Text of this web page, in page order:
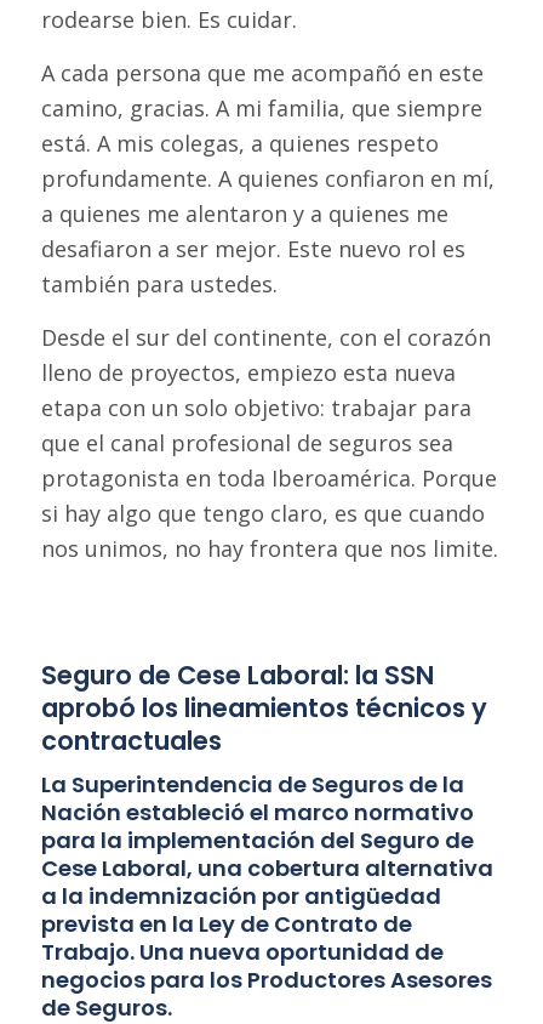
rodearse bien. Es cuidar.
A cada persona que me acompañó en este
camino, gracias. A mi familia, que siempre
está. A mis colegas, a quienes respeto
profundamente. A quienes confiaron en mí,
a quienes me alentaron y a quienes me
desafiaron a ser mejor. Este nuevo rol es
también para ustedes.
Desde el sur del continente, con el corazón
lleno de proyectos, empiezo esta nueva
etapa con un solo objetivo: trabajar para
que el canal profesional de seguros sea
protagonista en toda Iberoamérica. Porque
si hay algo que tengo claro, es que cuando
nos unimos, no hay frontera que nos limite.
Seguro de Cese Laboral: la SSN
aprobó los lineamientos técnicos y
contractuales
La Superintendencia de Seguros de la
Nación estableció el marco normativo
para la implementación del Seguro de
Cese Laboral, una cobertura alternativa
a la indemnización por antigüedad
prevista en la Ley de Contrato de
Trabajo. Una nueva oportunidad de
negocios para los Productores Asesores
de Seguros.